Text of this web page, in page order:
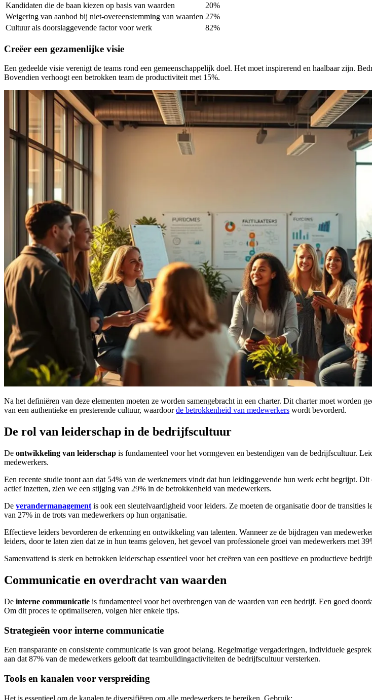
Kandidaten die de baan kiezen op basis van waarden
20%
Weigering van aanbod bij niet-overeenstemming van waarden 27%
Cultuur als doorslaggevende factor voor werk
82%
Creëer een gezamenlijke visie
Een gedeelde visie verenigt de teams rond een gemeenschappelijk doel. Het moet inspirerend en haalbaar zijn.
Bovendien verhoogt een betrokken team de productiviteit met 15%.
Na het definiëren van deze elementen moeten ze worden samengebracht in een charter. Dit charter moet worden
van een authentieke en presterende cultuur, waardoorde betrokkenheid van medewerkers wordt bevorderd.
De rol van leiderschap in de bedrijfscultuur
De ontwikkeling van leiderschap is fundamenteel voor het vormgeven en bestendigen van de bedrijfscultuur.
medewerkers.
Een recente studie toont aan dat 54% van de werknemers vindt dat hun leidinggevende hun werk echt begrijpt.
actief inzetten, zien we een stijging van 29% in de betrokkenheid van medewerkers.
De verandermanagement is ook een sleutelvaardigheid voor leiders. Ze moeten de organisatie door de
van 27% in de trots van medewerkers op hun organisatie.
Effectieve leiders bevorderen de erkenning en ontwikkeling van talenten. Wanneer ze de bijdragen van
leiders, door te laten zien dat ze in hun teams geloven, het gevoel van professionele groei van medewerkers met
Samenvattend is sterk en betrokken leiderschap essentieel voor het creëren van een positieve en productieve
Communicatie en overdracht van waarden
De interne communicatie is fundamenteel voor het overbrengen van de waarden van een bedrijf. Een goed
Om dit proces te optimaliseren, volgen hier enkele tips.
Strategieën voor interne communicatie
Een transparante en consistente communicatie is van groot belang. Regelmatige vergaderingen, individuele
aan dat 87% van de medewerkers gelooft dat teambuildingactiviteiten de bedrijfscultuur versterken.
Tools en kanalen voor verspreiding
Het is essentieel om de kanalen te diversifiëren om alle medewerkers te bereiken. Gebruik: